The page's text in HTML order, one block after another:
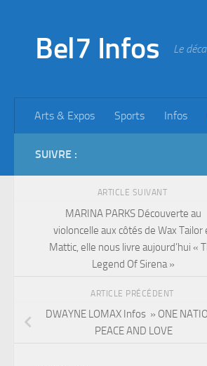
Bel7 Infos Le
Arts & Expos Sports Infos
SUIVRE :
ARTICLE SUIVANT
MARINA PARKS Découverte au
violoncelle aux côtés de Wax Tailor
Mattic, elle nous livre aujourd’hui «
Legend Of Sirena »
ARTICLE PRÉCÉDENT
DWAYNE LOMAX Infos » ONE
PEACE AND LOVE